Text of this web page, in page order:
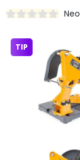
Vybavenie
Domácnosť
Ochranné
TIP